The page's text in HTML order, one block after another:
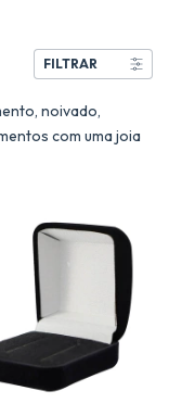
FILTRAR
noivado,
com uma joia